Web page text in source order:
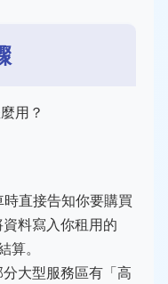
用？
直接告知你要購買
料寫入你租用的
。
分大型服務區有「高